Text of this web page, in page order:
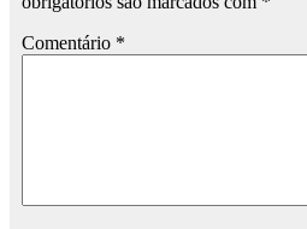
Comentário *